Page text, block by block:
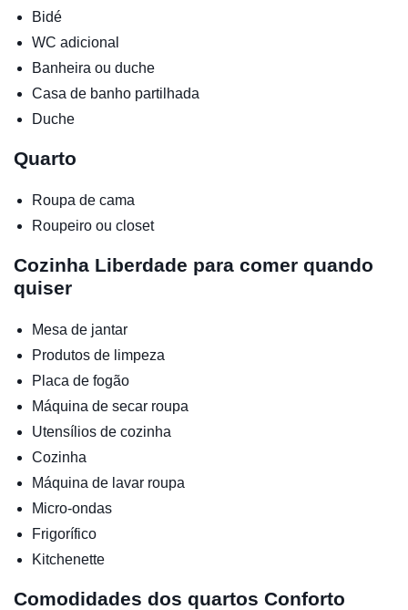
Bidé
WC adicional
Banheira ou duche
Casa de banho partilhada
Duche
Quarto
Roupa de cama
Roupeiro ou closet
Cozinha Liberdade para comer quando
quiser
Mesa de jantar
Produtos de limpeza
Placa de fogão
Máquina de secar roupa
Utensílios de cozinha
Cozinha
Máquina de lavar roupa
Micro-ondas
Frigorífico
Kitchenette
Comodidades dos quartos Conforto